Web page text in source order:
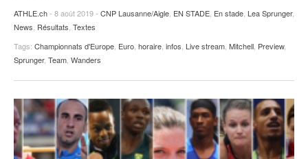
ATHLE.ch- 8 août 2019 - CNP Lausanne/Aigle, EN STADE, En stade, Lea Sprunger,
News, Résultats, Textes
Tags: Championnats d'Europe, Euro, horaire, infos, Live stream, Mitchell, Preview,
Sprunger, Team, Wanders